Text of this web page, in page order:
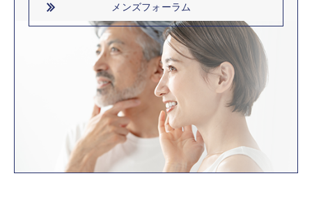
メンズフォーラム